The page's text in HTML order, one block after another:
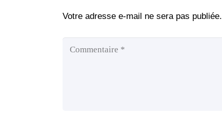
Votre adresse e-mail ne sera pas publiée.